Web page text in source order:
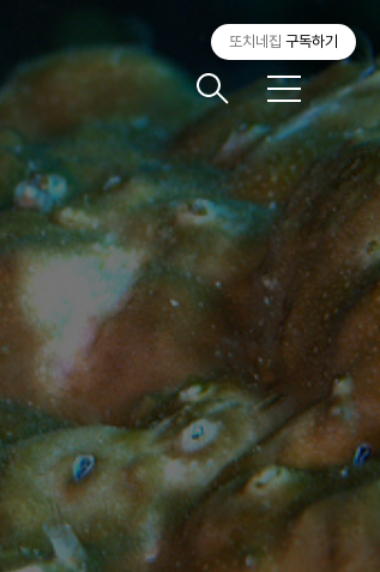
메
뉴
또치네집 구독하기